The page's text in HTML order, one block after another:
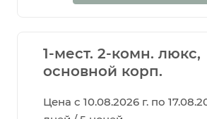
1-мест. 2-комн. люкс,
основной корп.
Цена с 10.08.2026 г. по